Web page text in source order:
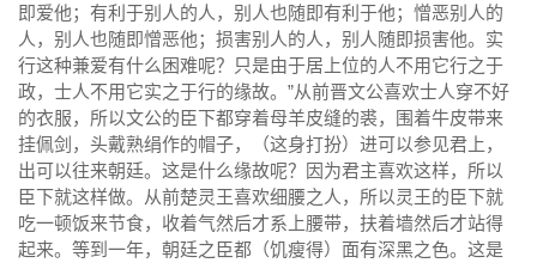
即爱他；有利于别人的人，别人也随即有利于他；憎恶别人的
人，别人也随即憎恶他；损害别人的人，别人随即损害他。实
行这种兼爱有什么困难呢？只是由于居上位的人不用它行之于
政，士人不用它实之于行的缘故。”从前晋文公喜欢士人穿不好
的衣服，所以文公的臣下都穿着母羊皮缝的裘，围着牛皮带来
挂佩剑，头戴熟绢作的帽子，（这身打扮）进可以参见君上，
出可以往来朝廷。这是什么缘故呢？因为君主喜欢这样，所以
臣下就这样做。从前楚灵王喜欢细腰之人，所以灵王的臣下就
吃一顿饭来节食，收着气然后才系上腰带，扶着墙然后才站得
起来。等到一年，朝廷之臣都（饥瘦得）面有深黑之色。这是